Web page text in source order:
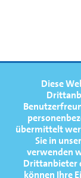
Diese
übermittelt
Sie in
verwenden
Drittanbieter
können Ihre